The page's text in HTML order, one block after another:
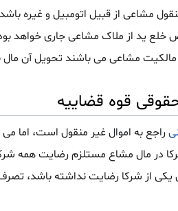
مشاعی از قبیل اتومبیل و غیره
ید از ملاک مشاعی جاری خواهد بود
مشاعی می باشند تحویل آن مال
قوه قضاییه
راجع به اموال غیر منقول است، اما می
در مال مشاع مستلزم رضایت همه شرکا
یکی از شرکا رضایت نداشته باشد،